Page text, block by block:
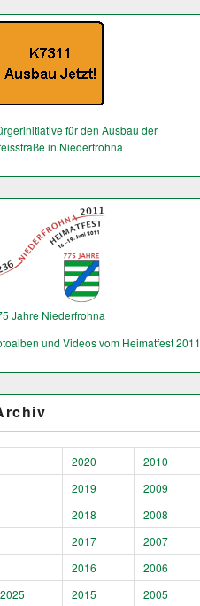
für den Ausbau der
in Niederfrohna
Jahre Niederfrohna
und Videos vom Heimatfest 2011
2020
2010
2019
2009
2018
2008
2017
2007
2016
2006
2025
2015
2005